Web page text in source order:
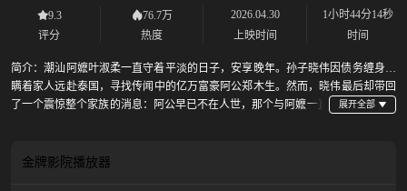
9.3
评分
76.7万
热度
2026.04.30
上映时间
1小时44分14秒
时间
简介：潮汕阿嬷叶淑柔一直守着平淡的日子，安享晚年。孙子晓伟因债务缠身，
瞒着家人远赴泰国，寻找传闻中的亿万富豪阿公郑木生。然而，晓伟最后却带回
了一个震惊整个家族的消息：阿公早已不在人世，那个与阿嬷一直
金牌影院播放器